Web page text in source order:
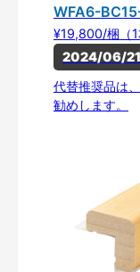
WFA6-
¥19,800/梱（1
2024/06/21
代替推奨品は
勧めします。